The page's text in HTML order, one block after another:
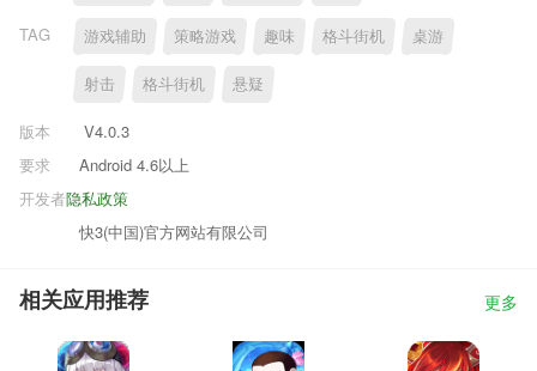
TAG 游戏辅助 策略游戏 趣味 格斗街机 桌游
射击 格斗街机 悬疑
版本
V4.0.3
要求
Android 4.6以上
隐私政策
开发者
快3(中国)官方网站有限公司
相关应用推荐 更多